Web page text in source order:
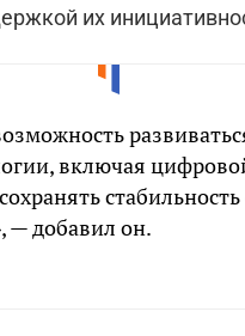
их
включая
— добавил он.